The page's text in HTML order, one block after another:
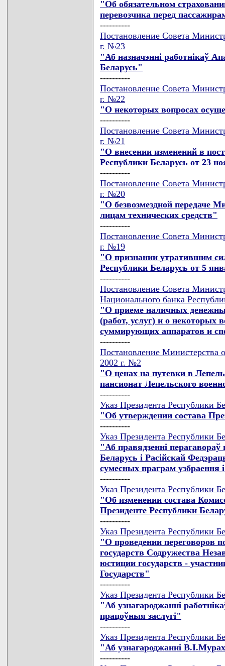
"Об обязательном
перевозчика перед
----------
Постановление Совета
г. №23
"Аб назначэннi работнiкаў
Беларусь"
----------
Постановление Совета
г. №22
"О некоторых вопросах
----------
Постановление Совета
г. №21
"О внесении изменений в
Республики Беларусь от 23
----------
Постановление Совета
г. №20
"О безвозмездной передаче
лицам технических средств"
----------
Постановление Совета
г. №19
"О признании утратившим
Республики Беларусь от 5
----------
Постановление Совета
Национального банка
"О приеме наличных
(работ, услуг) и о некоторых
суммирующих аппаратов и
----------
Постановление Министерства
2002 г. №2
"О ценах на путевки в
пансионат Лепельского
----------
Указ Президента Республики
"Об утверждении состава
----------
Указ Президента Республики
"Аб правядзеннi
Беларусь i Расiйскай
сумесных праграм
----------
Указ Президента Республики
"Об изменении состава
Президенте Республики
----------
Указ Президента Республики
"О проведении переговоров
государств Содружества
юстиции государств -
Государств"
----------
Указ Президента Республики
"Аб узнагароджаннi
працоўныя заслугi"
----------
Указ Президента Республики
"Аб узнагароджаннi
----------